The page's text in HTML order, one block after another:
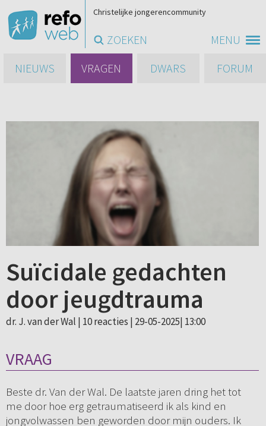
MENU
Christelijke jongerencommunity
ZOEKEN
NIEUWS
VRAGEN DWARS FORUM
Suïcidale gedachten
door jeugdtrauma
dr. J. van der Wal | 10 reacties | 29-05-2025| 13:00
VRAAG
Beste dr. Van der Wal. De laatste jaren dring het tot
me door hoe erg getraumatiseerd ik als kind en
jongvolwassen ben geworden door mijn ouders. Ik